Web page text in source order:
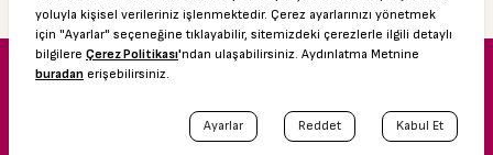
© 2016 Özyeğin Üniversitesi
Akademik Takvim
Kişisel Verilerin Korunması